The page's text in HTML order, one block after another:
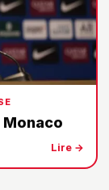
Monaco
Lire →